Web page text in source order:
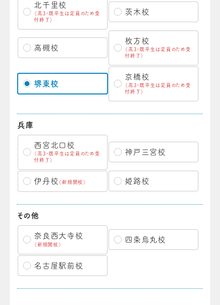
北千里校
（高3・既卒生は定員のため受
付終了）
茨木校
高槻校
枚方校
（高3・既卒生は定員のため受
付終了）
堺東校
京橋校
（高3・既卒生は定員のため受
付終了）
兵庫
西宮北口校
（高3・既卒生は定員のため受
付終了）
神戸三宮校
伊丹校 （新規開校） 姫路校
その他
奈良西大寺校
（新規開校）
四条烏丸校
名古屋駅前校